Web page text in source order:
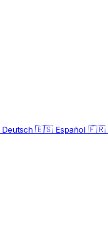
Deutsch 🇪🇸 Español 🇫🇷